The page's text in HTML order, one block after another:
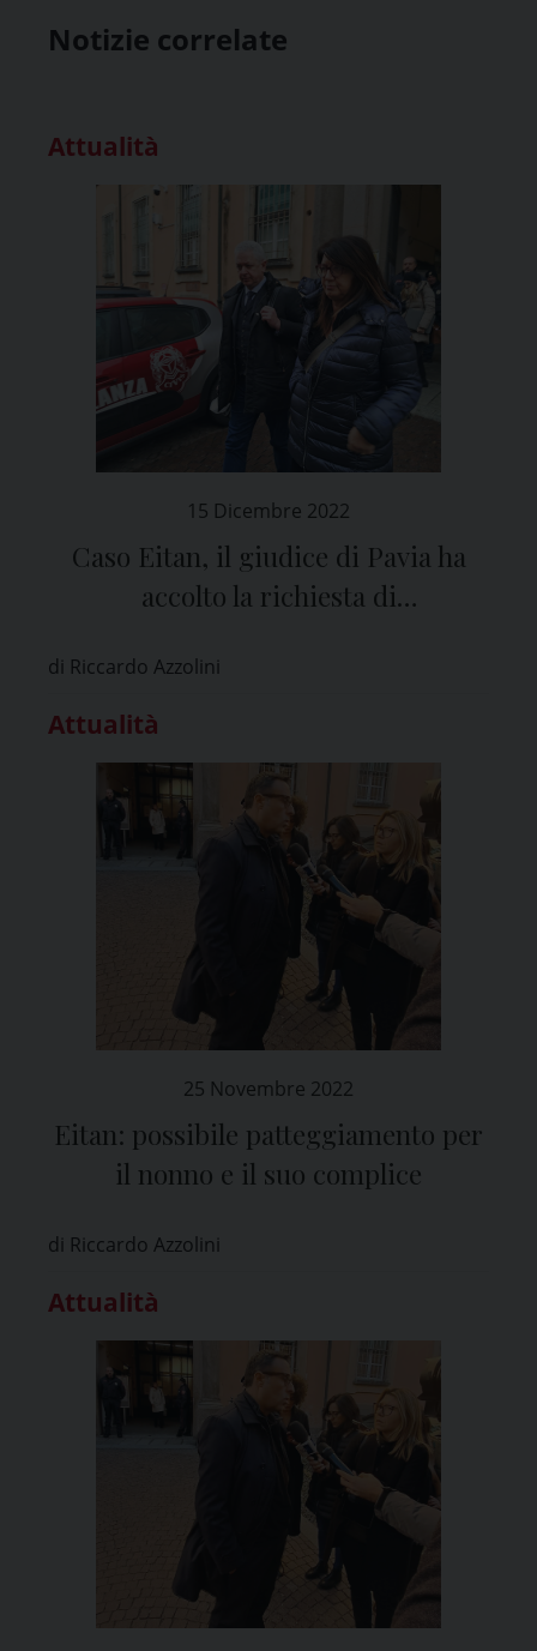
Notizie correlate
Attualità
15 Dicembre 2022
Caso Eitan, il giudice di Pavia ha
accolto la richiesta di
di Riccardo Azzolini
Attualità
25 Novembre 2022
Eitan: possibile patteggiamento per
il nonno e il suo complice
di Riccardo Azzolini
Attualità